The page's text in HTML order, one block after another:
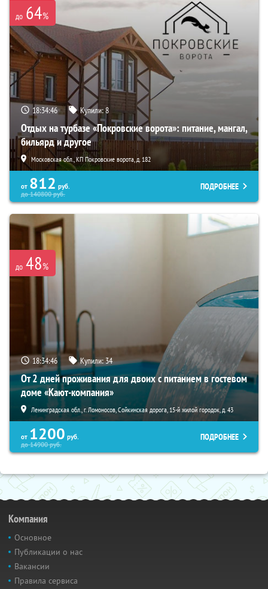
до 64%
18:34:44 Купили:8
Отдых на турбазе «Покровские ворота»: питание, мангал,
бильярд и другое
Московская обл., КП Покровские ворота, д. 182
от 812 руб.
до140800руб.
ПОДРОБНЕЕ
до 48%
18:34:44 Купили:34
От 2 дней проживания для двоих с питанием в гостевом
доме «Кают-компания»
Ленинградская обл., г. Ломоносов, Сойкинская дорога, 15-й жилой городок, д. 43
от 1200 руб.
до14900руб.
ПОДРОБНЕЕ
Компания
Основное
Публикации о нас
Вакансии
Правила сервиса